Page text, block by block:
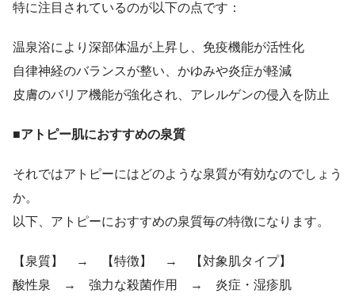
特に注目されているのが以下の点です：
温泉浴により深部体温が上昇し、免疫機能が活性化
自律神経のバランスが整い、かゆみや炎症が軽減
皮膚のバリア機能が強化され、アレルゲンの侵入を防止
■アトピー肌におすすめの泉質
それではアトピーにはどのような泉質が有効なのでしょう
か。
以下、アトピーにおすすめの泉質毎の特徴になります。
【泉質】 → 【特徴】 → 【対象肌タイプ】
酸性泉 → 強力な殺菌作用 → 炎症・湿疹肌